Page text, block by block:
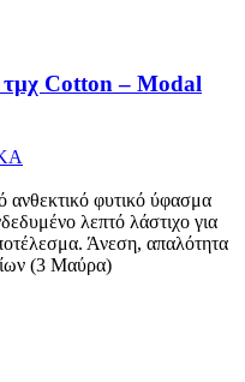
Cotton – Modal
ανθεκτικό φυτικό ύφασμα
λεπτό λάστιχο για
Άνεση, απαλότητα
(3 Μαύρα)